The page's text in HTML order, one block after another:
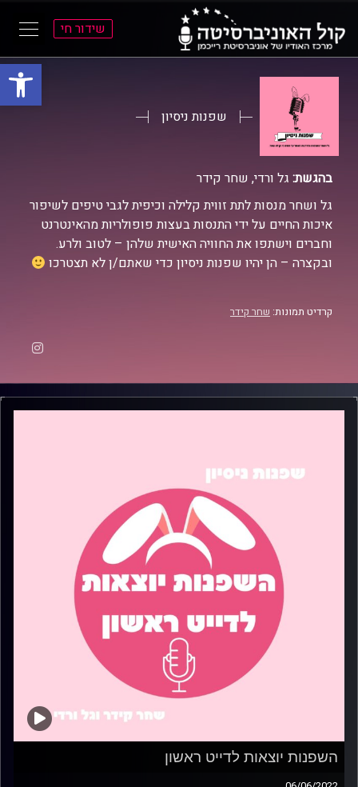
פתח
שידור חי
שפנות ניסיון
בהגשת: גל ורדי, שחר קידר
גל ושחר מנסות לתת זווית קלילה וכיפית לגבי טיפים לשיפור
איכות החיים על ידי התנסות בעצות פופולריות מהאינטרנט
וחברים וישתפו את החוויה האישית שלהן – לטוב ולרע.
ובקצרה – הן יהיו שפנות ניסיון כדי שאתם/ן לא תצטרכו
קרדיט תמונות: שחר קידר
השפנות יוצאות לדייט ראשון